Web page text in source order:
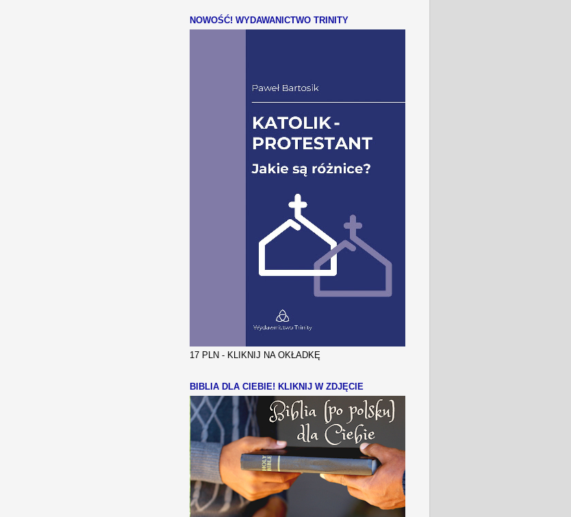
NOWOŚĆ! WYDAWANICTWO TRINITY
17 PLN - KLIKNIJ NA OKŁADKĘ
BIBLIA DLA CIEBIE! KLIKNIJ W ZDJĘCIE